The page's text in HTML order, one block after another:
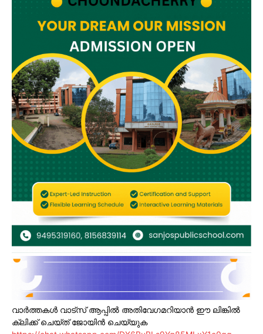
വാർത്തകൾ വാട്സ് ആപ്പിൽ അതിവേഗമറിയാൻ ഈ ലിങ്കിൽ
ക്ലിക്ക് ചെയ്ത് ജോയിൻ ചെയ്യുക